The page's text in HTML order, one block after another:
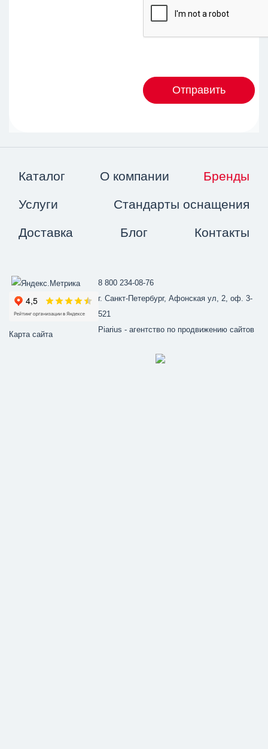
Отправить
Каталог О компании Бренды
Услуги Стандарты оснащения
Доставка Блог Контакты
Карта сайта
8 800 234-08-76
г. Санкт-Петербург, Афонская ул, 2, оф. 3-
521
Piarius - агентство по продвижению сайтов